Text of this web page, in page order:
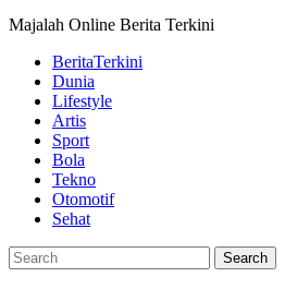
Majalah Online Berita Terkini
BeritaTerkini
Dunia
Lifestyle
Artis
Sport
Bola
Tekno
Otomotif
Sehat